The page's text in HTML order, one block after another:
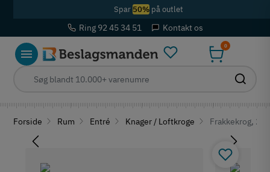
Spar 50%på outlet
Ring 92 45 34 51 Kontakt os
0
Forside Rum Entré Knager / Loftkroge Frakkekrog, 2